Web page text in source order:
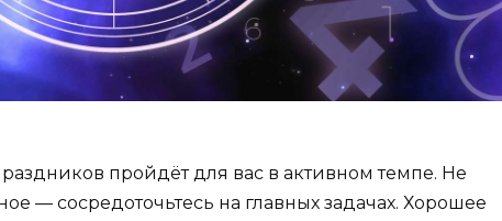
пройдёт для вас в активном темпе. Не
— сосредоточьтесь на главных задачах. Хорошее